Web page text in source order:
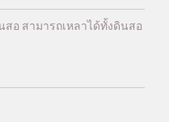
อ สามารถเหลาได้ทั้งดินสอ